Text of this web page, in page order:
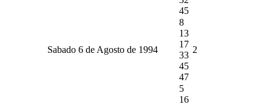
45
Sabado 6 de Agosto de 1994
8
13
17
33
45
47
2
5
16